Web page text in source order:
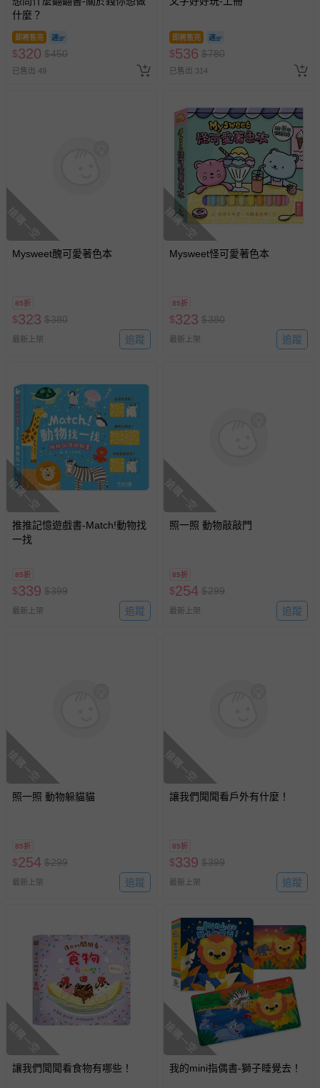
什麼？
即將售完
$320 $450
已售出 49
即將售完
$536 $780
已售出 314
搶購一空
Mysweet醜可愛著色本
85折
$323 $380
最新上架 追蹤
搶購一空
Mysweet怪可愛著色本
85折
$323 $380
最新上架 追蹤
搶購一空
推推記憶遊戲書-Match!動物找
一找
85折
$339 $399
最新上架 追蹤
搶購一空
照一照 動物敲敲門
85折
$254 $299
最新上架 追蹤
搶購一空
照一照 動物躲貓貓
85折
$254 $299
最新上架 追蹤
搶購一空
讓我們聞聞看戶外有什麼！
85折
$339 $399
最新上架 追蹤
搶購一空
讓我們聞聞看食物有哪些！
搶購一空
我的mini指偶書-獅子睡覺去！